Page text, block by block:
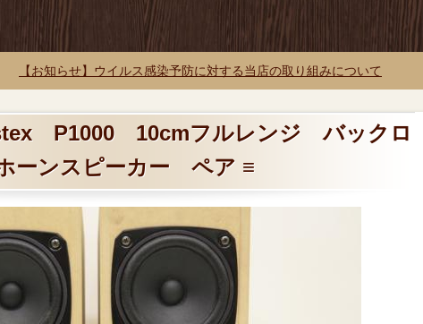
【お知らせ】ウイルス感染予防に対する当店の取り組みについて
P1000 10cmフルレンジ バックロ
ーンスピーカー ペア ≡